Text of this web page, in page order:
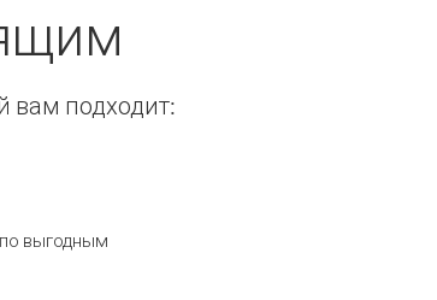
вам подходит:
выгодным